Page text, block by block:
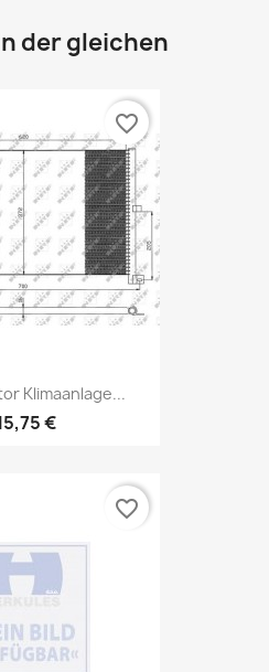
der gleichen
Klimaanlage...
€
favorite_border
favorite_border